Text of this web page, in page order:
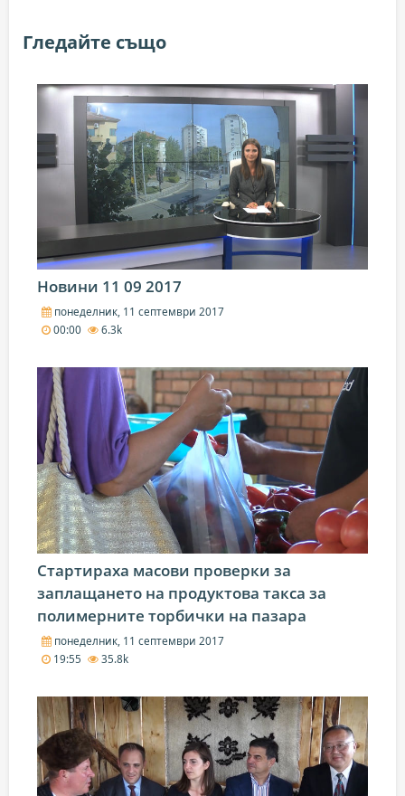
Гледайте също
Новини 11 09 2017
понеделник, 11 септември 2017
00:00
6.3k
Стартираха масови проверки за
заплащането на продуктова такса за
полимерните торбички на пазара
понеделник, 11 септември 2017
19:55
35.8k